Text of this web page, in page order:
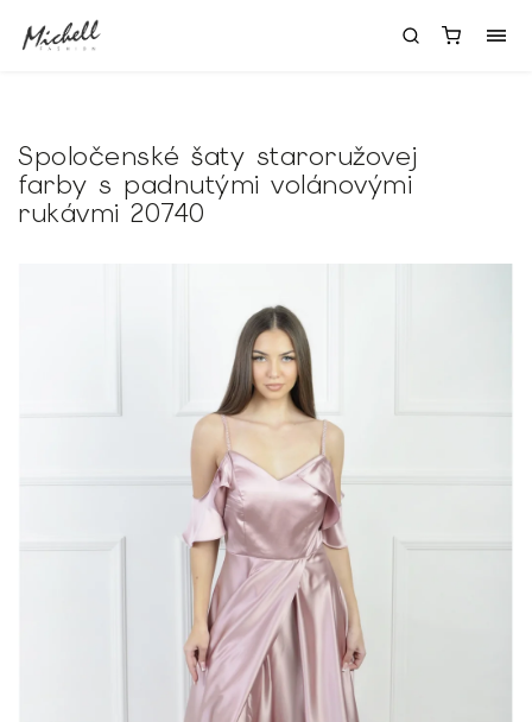
Spoločenské šaty staroružovej
farby s padnutými volánovými
rukávmi 20740